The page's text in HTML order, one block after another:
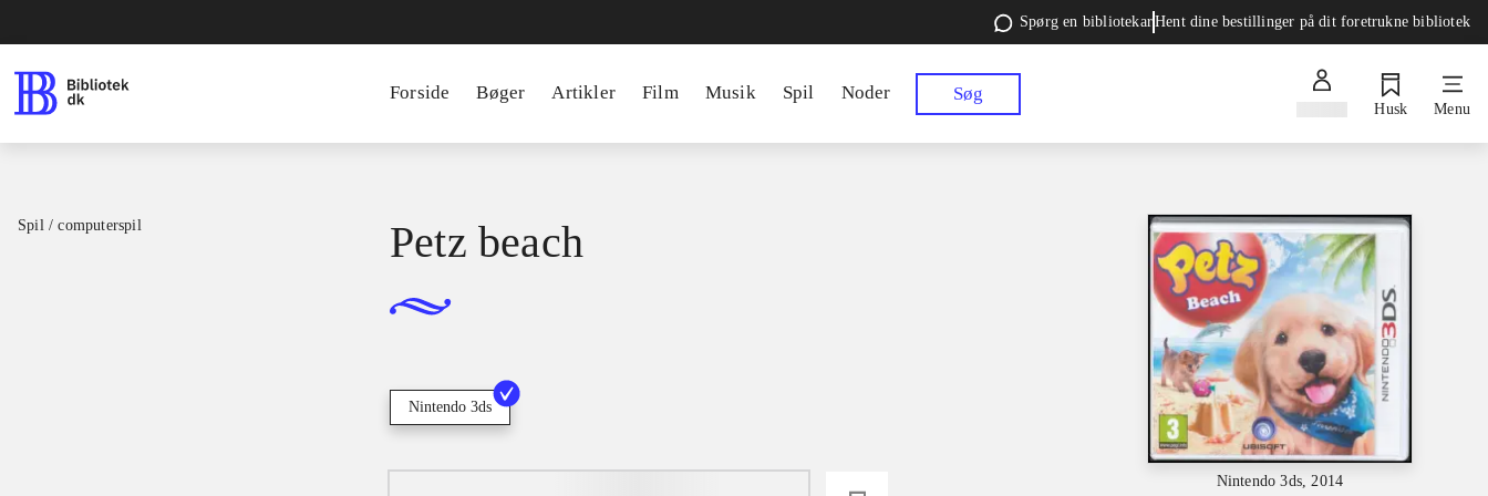
Spørg en bibliotekarHent dine bestillinger på dit foretrukne bibliotek
Forside Bøger Artikler Film Musik Spil Noder Søg
Husk Menu
Spil / computerspil
Nintendo 3ds, 2014
Petz beach
Nintendo 3ds